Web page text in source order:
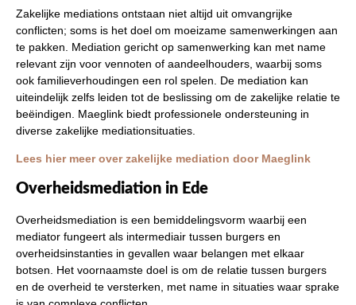
Zakelijke mediations ontstaan niet altijd uit omvangrijke
conflicten; soms is het doel om moeizame samenwerkingen aan
te pakken. Mediation gericht op samenwerking kan met name
relevant zijn voor vennoten of aandeelhouders, waarbij soms
ook familieverhoudingen een rol spelen. De mediation kan
uiteindelijk zelfs leiden tot de beslissing om de zakelijke relatie te
beëindigen. Maeglink biedt professionele ondersteuning in
diverse zakelijke mediationsituaties.
Lees hier meer over zakelijke mediation door Maeglink
Overheidsmediation in Ede
Overheidsmediation is een bemiddelingsvorm waarbij een
mediator fungeert als intermediair tussen burgers en
overheidsinstanties in gevallen waar belangen met elkaar
botsen. Het voornaamste doel is om de relatie tussen burgers
en de overheid te versterken, met name in situaties waar sprake